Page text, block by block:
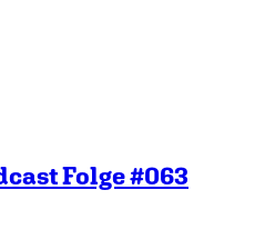
Folge #063